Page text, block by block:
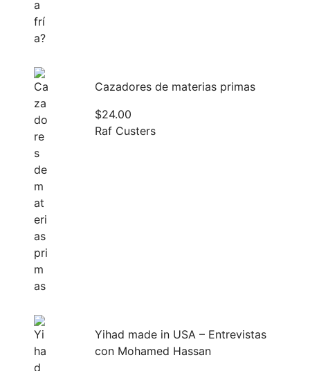
Cazadores de materias primas
$24.00
Raf Custers
Yihad made in USA – Entrevistas
con Mohamed Hassan